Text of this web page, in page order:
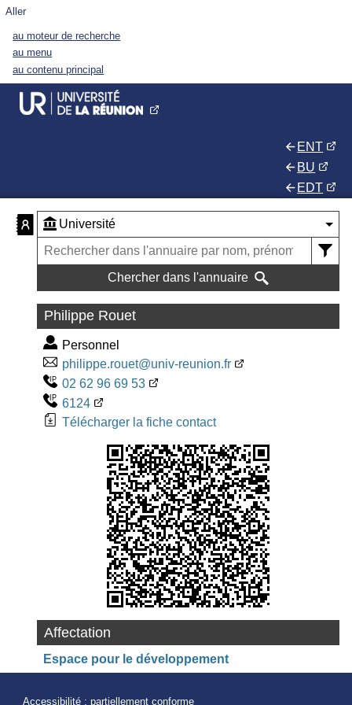
Aller
au moteur de recherche
au menu
au contenu principal
ENT
BU
EDT
Chercher dans l'annuaire
Philippe Rouet
Personnel
philippe.rouet@univ-reunion.fr
02 62 96 69 53
6124
Télécharger la fiche contact
Affectation
Espace pour le développement
Accessibilité : partiellement conforme